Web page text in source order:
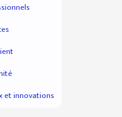
et innovations